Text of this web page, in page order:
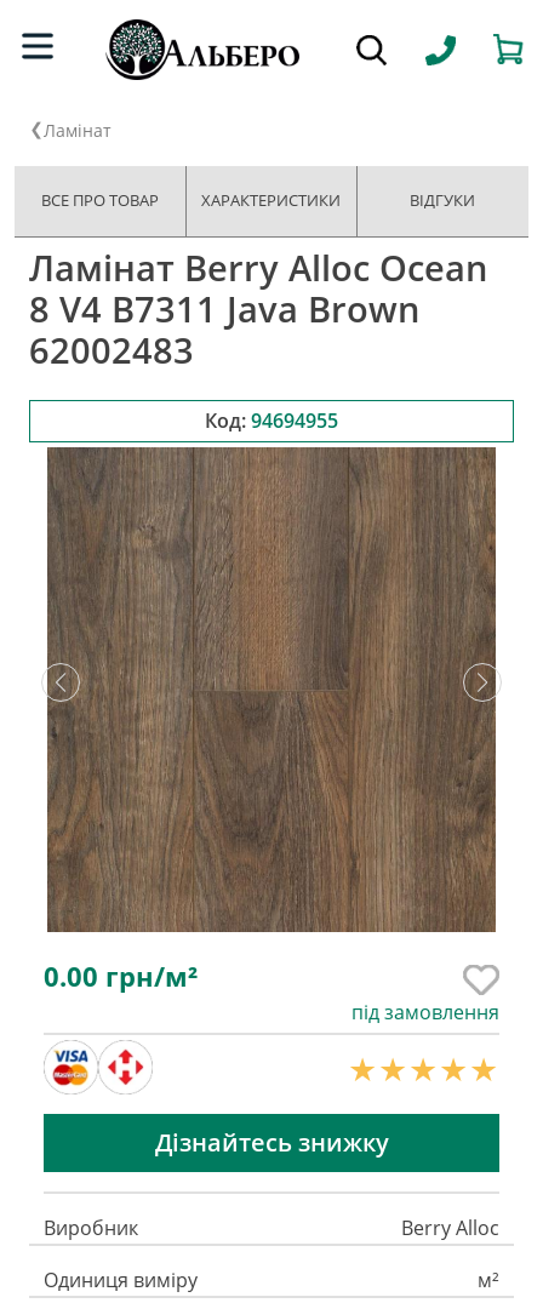
Ламінат
ВСЕ ПРО ТОВАР ХАРАКТЕРИСТИКИ ВІДГУКИ
Ламінат Berry Alloc Ocean
8 V4 B7311 Java Brown
62002483
Код:94694955
0.00 грн/м²
під замовлення
Дізнайтесь знижку
Виробник
Berry Alloc
Одиниця виміру
м²